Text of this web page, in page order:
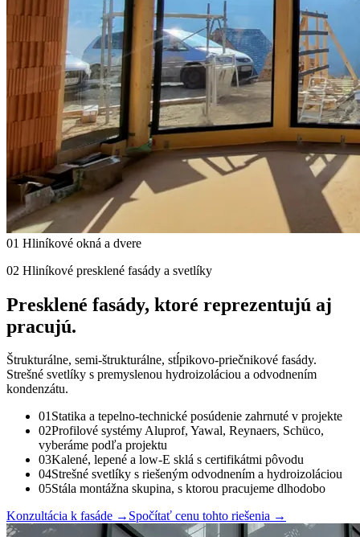
01 Hliníkové okná a dvere
02 Hliníkové presklené fasády a svetlíky
Presklené fasády, ktoré reprezentujú aj
pracujú.
Štrukturálne, semi-štrukturálne, stĺpikovo-priečnikové fasády.
Strešné svetlíky s premyslenou hydroizoláciou a odvodnením
kondenzátu.
01Statika a tepelno-technické posúdenie zahrnuté v projekte
02Profilové systémy Aluprof, Yawal, Reynaers, Schüco,
vyberáme podľa projektu
03Kalené, lepené a low-E sklá s certifikátmi pôvodu
04Strešné svetlíky s riešeným odvodnením a hydroizoláciou
05Stála montážna skupina, s ktorou pracujeme dlhodobo
Konzultácia k fasáde → Spočítať cenu tohto riešenia →